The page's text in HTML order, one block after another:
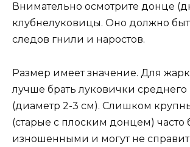
Внимательно осмотрите донце
клубнелуковицы. Оно должно
следов гнили и наростов.
Размер имеет значение. Для
лучше брать луковички среднего
(диаметр 2-3 см). Слишком
(старые с плоским донцем) часто
изношенными и могут не